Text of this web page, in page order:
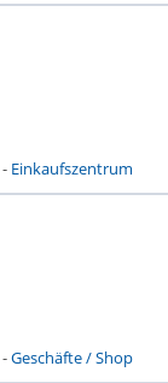
- Einkaufszentrum
-Geschäfte / Shop